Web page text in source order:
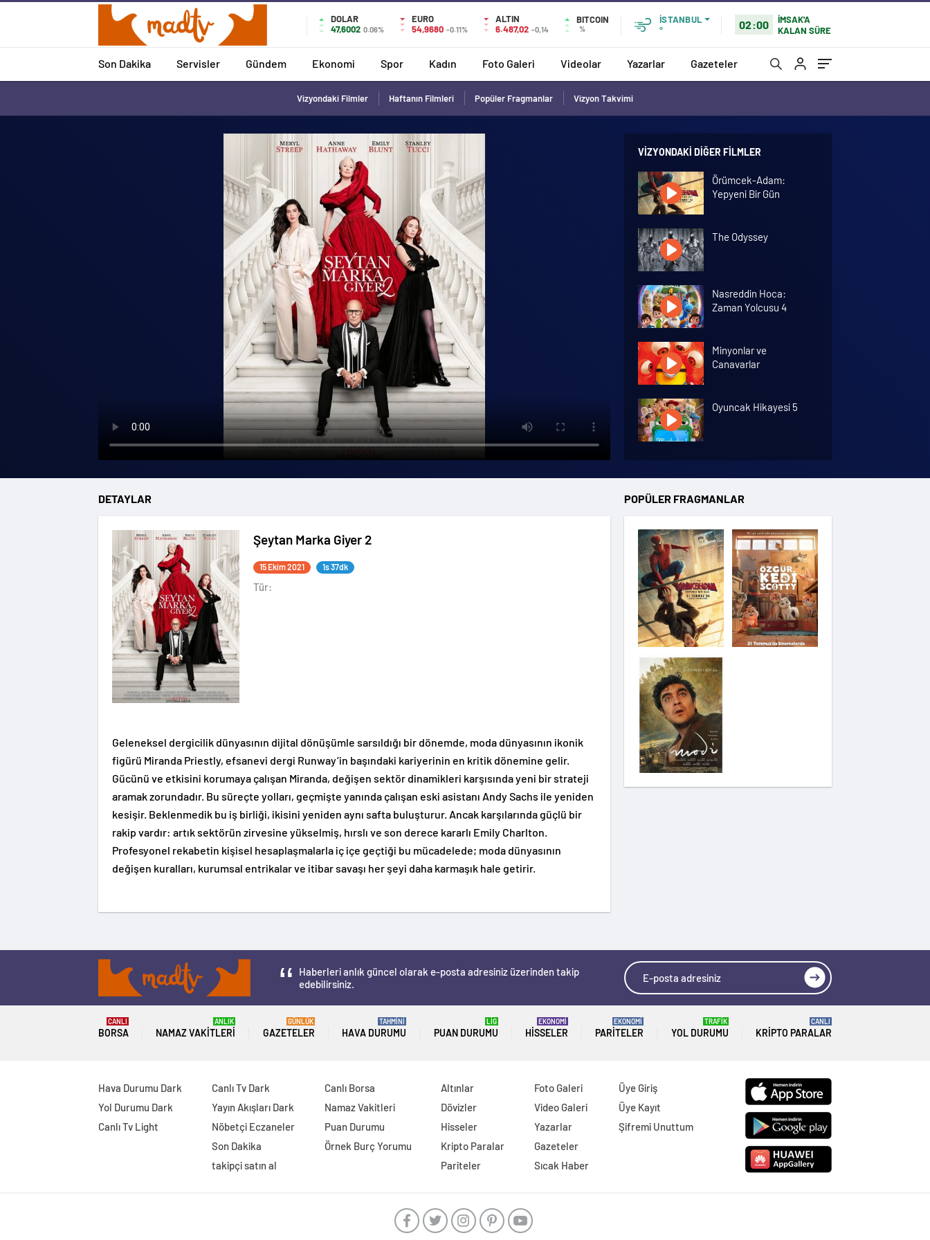
DOLAR
47,6002 0.06%
EURO
54,9680 -0.11%
ALTIN
6.487,02 -0,14
BITCOIN
%
İSTANBUL
°
02:00
İMSAK'A
KALAN SÜRE
Son Dakika Servisler Gündem Ekonomi Spor Kadın Foto Galeri Videolar Yazarlar Gazeteler
Vizyondaki Filmler Haftanın Filmleri Popüler Fragmanlar Vizyon Takvimi
VIZYONDAKI DIĞER FILMLER
Örümcek-Adam:
Yepyeni Bir Gün
The Odyssey
Nasreddin Hoca:
Zaman Yolcusu 4
Minyonlar ve
Canavarlar
Oyuncak Hikayesi 5
Hannas 3
Saplantı
Modi: Deliliğin
Kanadında Üç Gün
Pinokyo: Kanlı Masal
DETAYLAR
Şeytan Marka Giyer 2
15 Ekim 2021 1s 37dk
Tür:
Geleneksel dergicilik dünyasının dijital dönüşümle sarsıldığı bir dönemde, moda dünyasının ikonik
figürü Miranda Priestly, efsanevi dergi Runway’in başındaki kariyerinin en kritik dönemine gelir.
Gücünü ve etkisini korumaya çalışan Miranda, değişen sektör dinamikleri karşısında yeni bir strateji
aramak zorundadır. Bu süreçte yolları, geçmişte yanında çalışan eski asistanı Andy Sachs ile yeniden
kesişir. Beklenmedik bu iş birliği, ikisini yeniden aynı safta buluşturur. Ancak karşılarında güçlü bir
rakip vardır: artık sektörün zirvesine yükselmiş, hırslı ve son derece kararlı Emily Charlton.
Profesyonel rekabetin kişisel hesaplaşmalarla iç içe geçtiği bu mücadelede; moda dünyasının
değişen kuralları, kurumsal entrikalar ve itibar savaşı her şeyi daha karmaşık hale getirir.
POPÜLER FRAGMANLAR
Haberleri anlık güncel olarak e-posta adresiniz üzerinden takip
edebilirsiniz.
BORSA
CANLI
NAMAZ VAKITLERI
ANLIK
GAZETELER
GÜNLÜK
HAVA DURUMU
TAHMİNİ
PUAN DURUMU
LİG
HISSELER
EKONOMİ
PARITELER
EKONOMİ
YOL DURUMU
TRAFİK
KRIPTO PARALAR
CANLI
Hava Durumu Dark
Yol Durumu Dark
Canlı Tv Light
Canlı Tv Dark
Yayın Akışları Dark
Nöbetçi Eczaneler
Son Dakika
takipçi satın al
Canlı Borsa
Namaz Vakitleri
Puan Durumu
Örnek Burç Yorumu
Altınlar
Dövizler
Hisseler
Kripto Paralar
Pariteler
Foto Galeri
Video Galeri
Yazarlar
Gazeteler
Sıcak Haber
Üye Giriş
Üye Kayıt
Şifremi Unuttum